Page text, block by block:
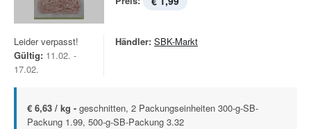
Leider verpasst!
Gültig: 11.02. -
17.02.
Händler: SBK-Markt
€ 6,63 / kg - geschnitten, 2 Packungseinheiten 300-g-SB-
Packung 1.99, 500-g-SB-Packung 3.32